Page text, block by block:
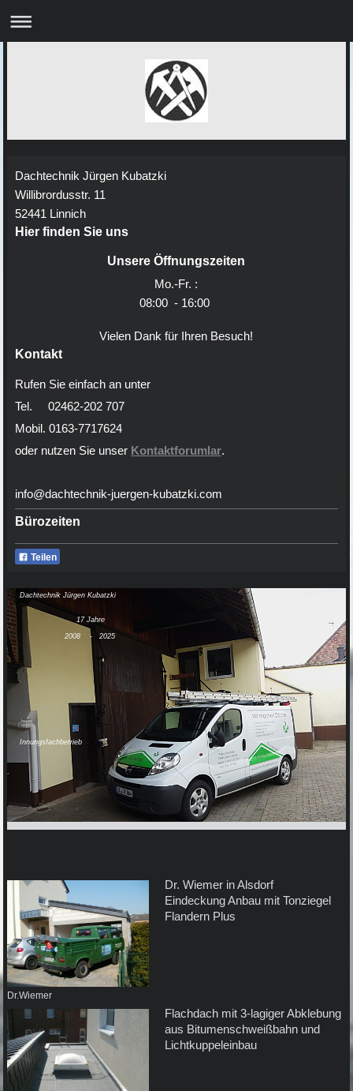
Dachtechnik Jürgen Kubatzki
Willibrordusstr. 11
52441 Linnich
Hier finden Sie uns
Unsere Öffnungszeiten
Mo.-Fr. :
08:00 - 16:00
Vielen Dank für Ihren Besuch!
Kontakt
Rufen Sie einfach an unter
Tel. 02462-202 707
Mobil. 0163-7717624
oder nutzen Sie unser Kontaktforumlar.
info@dachtechnik-juergen-kubatzki.com
Bürozeiten
Teilen
Dachtechnik Jürgen Kubatzki
17 Jahre
2008 - 2025
Innungsfachbetrieb
Dr.Wiemer
Dr. Wiemer in Alsdorf
Eindeckung Anbau mit Tonziegel
Flandern Plus
Flachdach mit 3-lagiger Abklebung
aus Bitumenschweißbahn und
Lichtkuppeleinbau